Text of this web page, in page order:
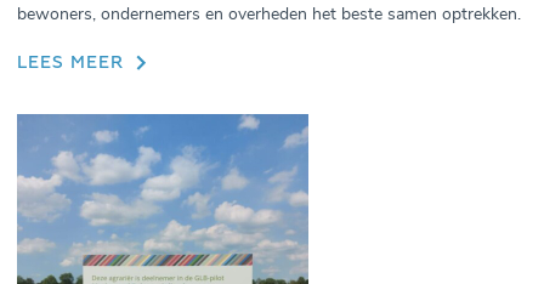
bewoners, ondernemers en overheden het beste samen optrekken.
LEES MEER